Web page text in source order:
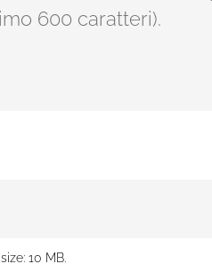
10 MB.